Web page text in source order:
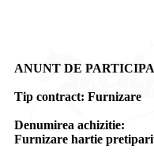
ANUNT DE
Tip contract: Furnizare
Denumirea achizitie:
Furnizare hartie